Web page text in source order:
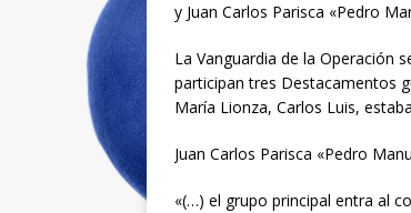
y Juan Carlos Parisca «Pedro
La Vanguardia de la Operación
participan tres Destacamentos
María Lionza, Carlos Luis,
Juan Carlos Parisca «Pedro
«(…) el grupo principal entra al